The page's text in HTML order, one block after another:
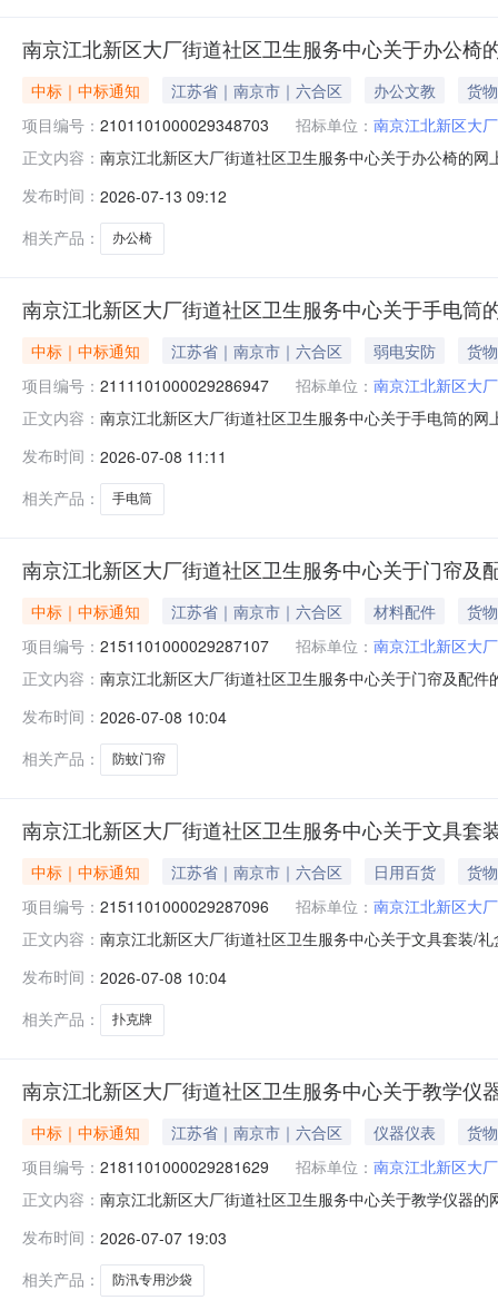
南京江北新区大厂街道社区卫生服务中心关于办公椅
中标｜中标通知 江苏省｜南京市｜六合区 办公文教
货物
项目编号： 2101101000029348703 招标单位： 南京江北新区大
正文内容： 南京江北新区大厂街道社区卫生服务中心关于办公椅的
计划信息：项目所在行政区划编码:320192项目所在行政
发布时间： 2026-07-13 09:12
相关产品：
办公椅
南京江北新区大厂街道社区卫生服务中心关于手电筒
中标｜中标通知 江苏省｜南京市｜六合区 弱电安防
货物
项目编号： 2111101000029286947 招标单位： 南京江北新区大
正文内容： 南京江北新区大厂街道社区卫生服务中心关于手电筒的
计划信息：项目所在行政区划编码:320192项目所在行政
发布时间： 2026-07-08 11:11
相关产品：
手电筒
南京江北新区大厂街道社区卫生服务中心关于门帘及
中标｜中标通知 江苏省｜南京市｜六合区 材料配件
货物
项目编号： 2151101000029287107 招标单位： 南京江北新区大
正文内容： 南京江北新区大厂街道社区卫生服务中心关于门帘及配
电话:/采购计划信息：项目所在行政区划编码:320192项
发布时间： 2026-07-08 10:04
相关产品：
防蚊门帘
南京江北新区大厂街道社区卫生服务中心关于文具套
中标｜中标通知 江苏省｜南京市｜六合区 日用百货
货物
项目编号： 2151101000029287096 招标单位： 南京江北新区大
正文内容： 南京江北新区大厂街道社区卫生服务中心关于文具套装/
联系电话:/采购计划信息：项目所在行政区划编码
发布时间： 2026-07-08 10:04
相关产品：
扑克牌
南京江北新区大厂街道社区卫生服务中心关于教学仪
中标｜中标通知 江苏省｜南京市｜六合区 仪器仪表
货物
项目编号： 2181101000029281629 招标单位： 南京江北新区大
正文内容： 南京江北新区大厂街道社区卫生服务中心关于教学仪器
采购计划信息：项目所在行政区划编码:320192项目所在
发布时间： 2026-07-07 19:03
相关产品：
防汛专用沙袋